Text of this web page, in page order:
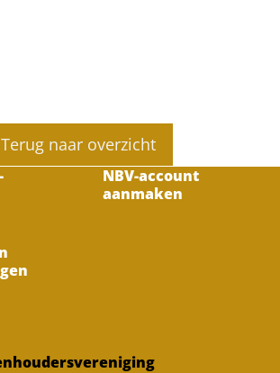
Terug naar overzicht
NBV-account
aanmaken